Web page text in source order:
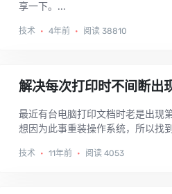
享一下。...
技术 • 4年前 • 阅读 38810
解决每次打印时不间断出
最近有台电脑打印文档时老是出现
想因为此事重装操作系统，所以找
技术 • 11年前 • 阅读 4053